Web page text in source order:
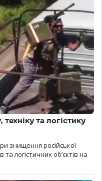
та логістику
знищення російської
логістичних об’єктів на